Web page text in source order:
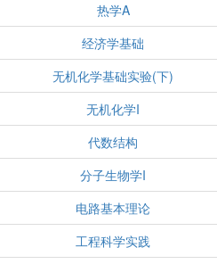
热学A
经济学基础
无机化学基础实验(下)
无机化学I
代数结构
分子生物学I
电路基本理论
工程科学实践